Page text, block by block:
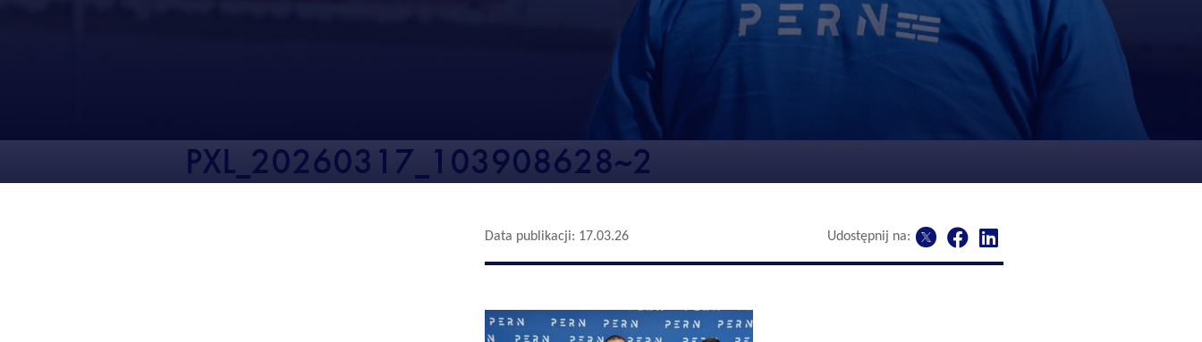
PXL_20260317_103908628~2
Data publikacji: 17.03.26 Udostępnij na: